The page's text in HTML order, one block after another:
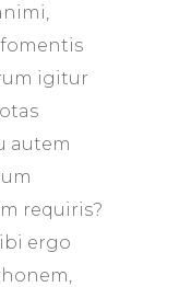
igitur
autem
requiris?
ergo